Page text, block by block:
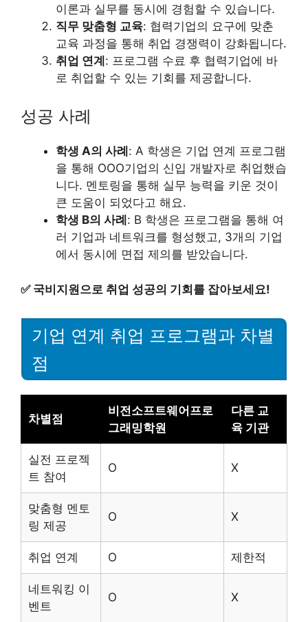
이론과 실무를 동시에 경험할 수 있습니다.
직무 맞춤형 교육: 협력기업의 요구에 맞춘
교육 과정을 통해 취업 경쟁력이 강화됩니다.
취업 연계: 프로그램 수료 후 협력기업에 바
로 취업할 수 있는 기회를 제공합니다.
성공 사례
학생 A의 사례 : A 학생은 기업 연계 프로그램
을 통해 OOO기업의 신입 개발자로 취업했습
니다. 멘토링을 통해 실무 능력을 키운 것이
큰 도움이 되었다고 해요.
학생 B의 사례 : B 학생은 프로그램을 통해 여
러 기업과 네트워크를 형성했고, 3개의 기업
에서 동시에 면접 제의를 받았습니다.
✅ 국비지원으로 취업 성공의 기회를 잡아보세요!
기업 연계 취업 프로그램과 차별
점
차별점
비전소프트웨어프로
그래밍학원
다른 교
육 기관
실전 프로젝
트 참여
O X
맞춤형 멘토
링 제공
O X
취업 연계 O 제한적
네트워킹 이
벤트
O X